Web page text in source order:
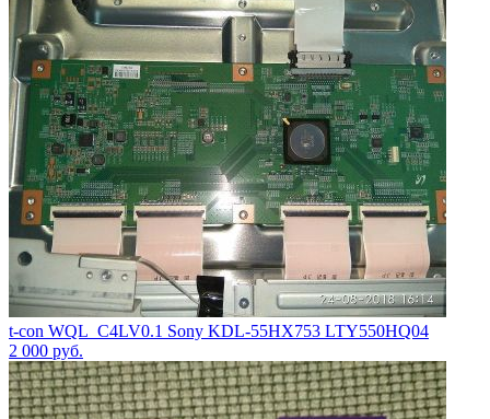
t-con WQL_C4LV0.1 Sony KDL-55HX753 LTY550HQ04
2 000 руб.